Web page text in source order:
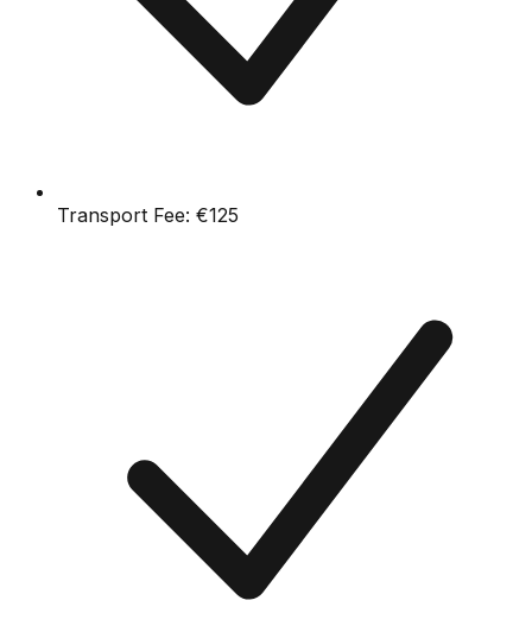
Transport Fee: €125